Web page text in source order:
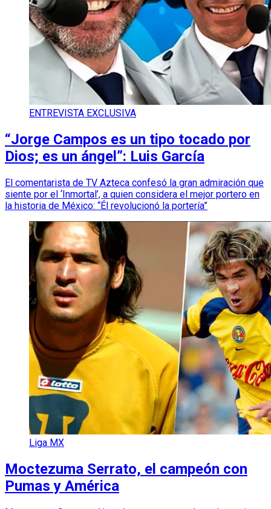
ENTREVISTA EXCLUSIVA
“Jorge Campos es un tipo tocado por
Dios; es un ángel”: Luis García
El comentarista de TV Azteca confesó la gran admiración que
siente por el ‘Inmortal’, a quien considera el mejor portero en
la historia de México: “Él revolucionó la portería”
Liga MX
Moctezuma Serrato, el campeón con
Pumas y América